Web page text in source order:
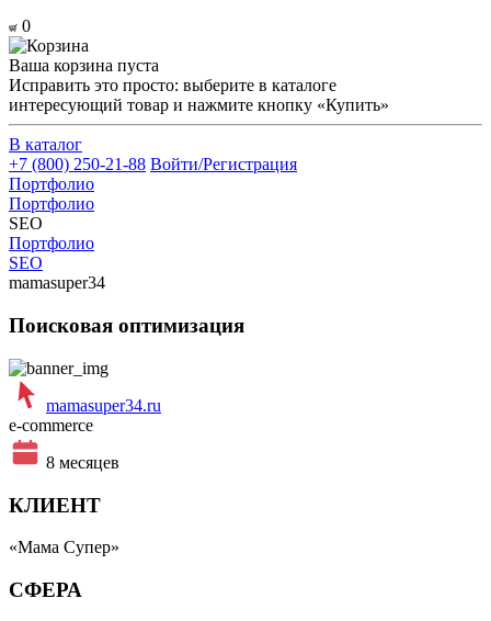
0
Ваша корзина пуста
Исправить это просто: выберите в каталоге
интересующий товар и нажмите кнопку «Купить»
В каталог
+7 (800) 250-21-88 Войти/Регистрация
Портфолио
Портфолио
SEO
Портфолио
SEO
mamasuper34
Поисковая оптимизация
mamasuper34.ru
e-commerce
8 месяцев
КЛИЕНТ
«Мама Супер»
СФЕРА